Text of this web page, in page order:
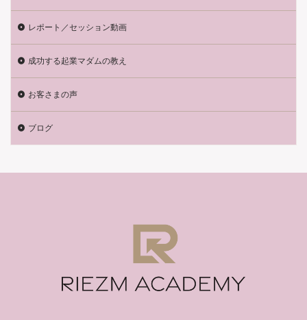
レポート／セッション動画
成功する起業マダムの教え
お客さまの声
ブログ